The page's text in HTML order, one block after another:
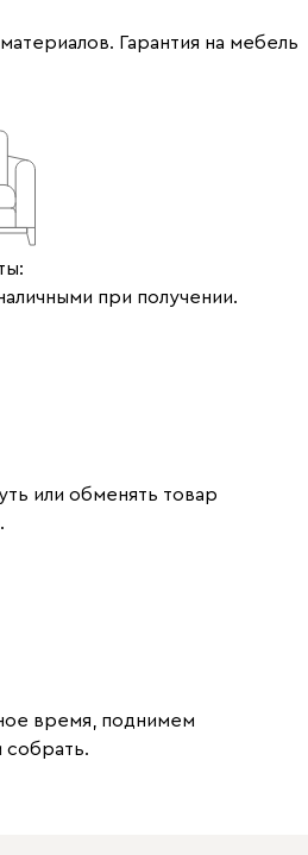
Гарантия на мебель
при получении.
или обменять товар
время, поднимем